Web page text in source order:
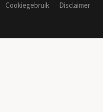
Cookiegebruik
Disclaimer